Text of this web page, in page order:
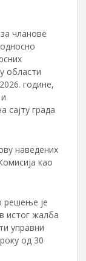
чланове
области
године,
сајту града
наведених
као
решење је
истог жалба
управни
од 30